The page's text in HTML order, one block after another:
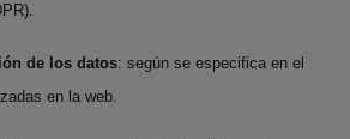
de los datos: según se especifica en el
en la web.